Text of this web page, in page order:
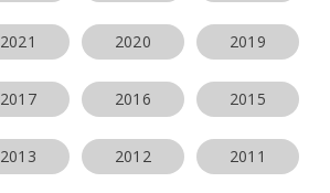
2021 2020 2019
2017 2016 2015
2013 2012 2011